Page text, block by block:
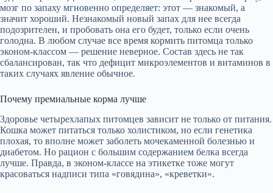
мозг по запаху мгновенно определяет: этот — знакомый, а
значит хороший. Незнакомый новый запах для нее всегда
подозрителен, и пробовать она его будет, только если очень
голодна. В любом случае все время кормить питомца только
эконом-классом — решение неверное. Состав здесь не так
сбалансирован, так что дефицит микроэлементов и витаминов в
таких случаях явление обычное.
Почему премиальные корма лучше
Здоровье четырехлапых питомцев зависит не только от питания.
Кошка может питаться только холистиком, но если генетика
плохая, то вполне может заболеть мочекаменной болезнью и
диабетом. Но рацион с большим содержанием белка всегда
лучше. Правда, в эконом-классе на этикетке тоже могут
красоваться надписи типа «говядина», «креветки».